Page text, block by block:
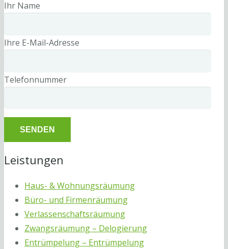
Ihr Name
Ihre E-Mail-Adresse
Telefonnummer
Leistungen
Haus- & Wohnungsräumung
Büro- und Firmenräumung
Verlassenschaftsräumung
Zwangsräumung – Delogierung
Entrümpelung – Entrümpelung